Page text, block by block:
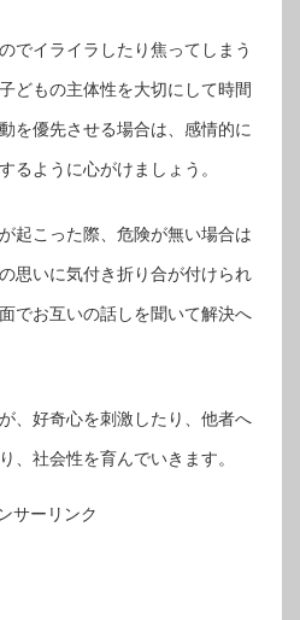
でイライラしたり焦ってしまう
どもの主体性を大切にして時間
を優先させる場合は、感情的に
るように心がけましょう。
起こった際、危険が無い場合は
思いに気付き折り合が付けられ
でお互いの話しを聞いて解決へ
、好奇心を刺激したり、他者へ
、社会性を育んでいきます。
サーリンク